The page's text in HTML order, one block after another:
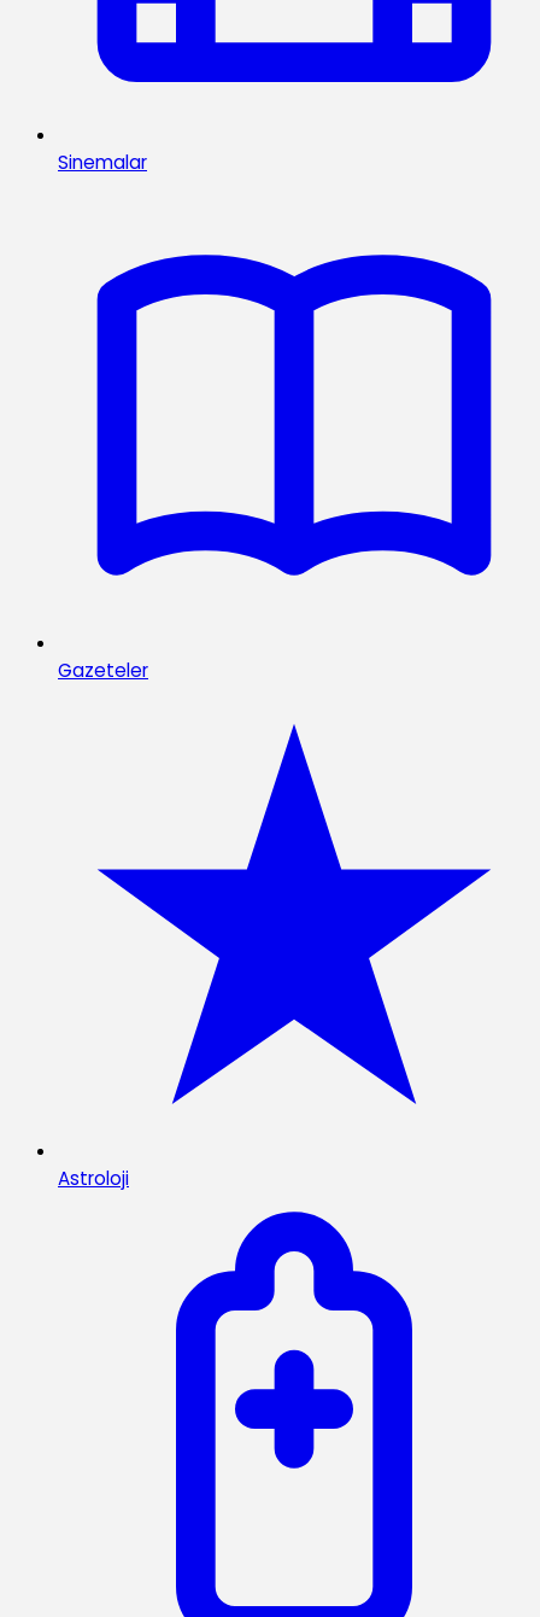
Sinemalar
Gazeteler
Astroloji